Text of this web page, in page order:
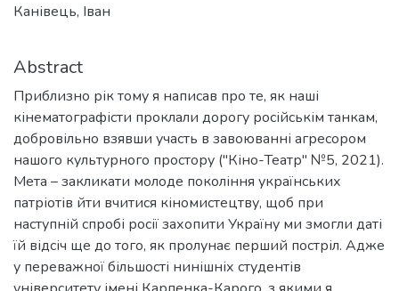
Канівець, Іван
Abstract
Приблизно рік тому я написав про те, як наші
кінематографісти проклали дорогу російськім танкам,
добровільно взявши участь в завоюванні агресором
нашого культурного простору ("Кіно-Театр" №5, 2021).
Мета – закликати молоде покоління українських
патріотів йти вчитися кіномистецтву, щоб при
наступній спробі росії захопити Україну ми змогли даті
їй відсіч ще до того, як пролунає перший постріл. Адже
у переважної більшості нинішніх студентів